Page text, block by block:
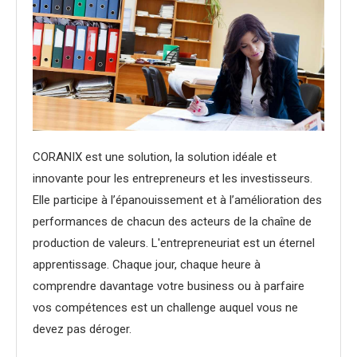
CORANIX est une solution, la solution idéale et
innovante pour les entrepreneurs et les investisseurs.
Elle participe à l’épanouissement et à l’amélioration des
performances de chacun des acteurs de la chaîne de
production de valeurs. L'entrepreneuriat est un éternel
apprentissage. Chaque jour, chaque heure à
comprendre davantage votre business ou à parfaire
vos compétences est un challenge auquel vous ne
devez pas déroger.